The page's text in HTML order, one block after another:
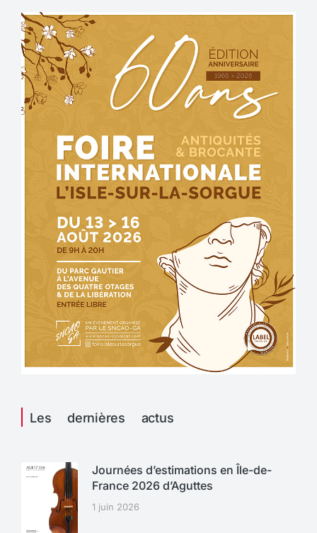
Les dernières actus
Journées d’estimations en Île-de-
France 2026 d’Aguttes
1 juin 2026